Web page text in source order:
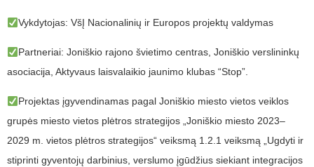
Vykdytojas: VšĮ Nacionalinių ir Europos projektų valdymas
Partneriai: Joniškio rajono švietimo centras, Joniškio verslininkų
asociacija, Aktyvaus laisvalaikio jaunimo klubas “Stop”.
Projektas įgyvendinamas pagal Joniškio miesto vietos veiklos
grupės miesto vietos plėtros strategijos „Joniškio miesto 2023–
2029 m. vietos plėtros strategijos“ veiksmą 1.2.1 veiksmą „Ugdyti ir
stiprinti gyventojų darbinius, verslumo įgūdžius siekiant integracijos